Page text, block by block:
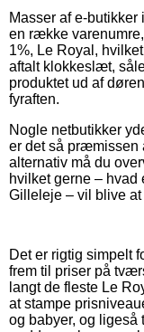
Masser af e-
en række
1%, Le Royal,
aftalt klokkeslæt,
produktet ud af
fyraften.
Nogle netbutikker
er det så præmissen
alternativ må du
hvilket gerne –
Gilleleje – vil blive
Det er rigtig simpelt
frem til priser på
langt de fleste Le
at stampe
og babyer, og ligeså